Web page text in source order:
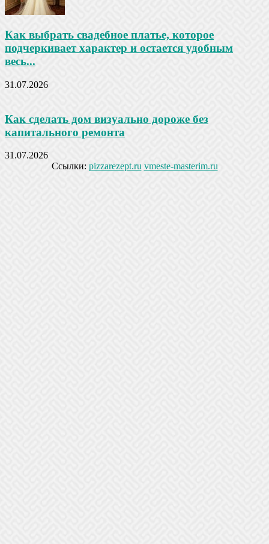
Как выбрать свадебное платье, которое
подчеркивает характер и остается удобным
весь...
31.07.2026
Как сделать дом визуально дороже без
капитального ремонта
31.07.2026
Ссылки: pizzarezept.ru vmeste-masterim.ru